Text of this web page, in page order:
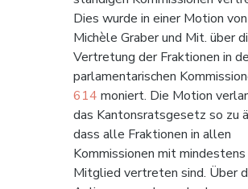
Dies wurde in einer Motion von
Michèle Graber und Mit. über
Vertretung der Fraktionen in
parlamentarischen
614 moniert. Die Motion
das Kantonsratsgesetz so zu
dass alle Fraktionen in allen
Kommissionen mit mindestens
Mitglied vertreten sind. Über